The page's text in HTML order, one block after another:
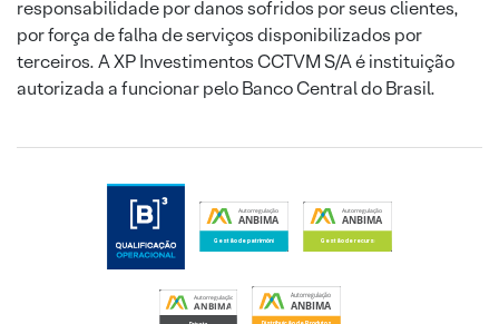
responsabilidade por danos sofridos por seus clientes,
por força de falha de serviços disponibilizados por
terceiros. A XP Investimentos CCTVM S/A é instituição
autorizada a funcionar pelo Banco Central do Brasil.